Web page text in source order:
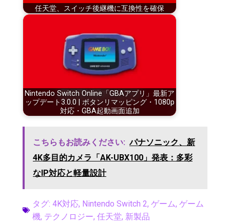
任天堂、スイッチ後継機に互換性を確保
Nintendo Switch Online「GBAアプリ」最新ア
ップデート3.0.0 | ボタンリマッピング・1080p
対応・GBA起動画面追加
こちらもお読みください: パナソニック、新
4K多目的カメラ「AK-UBX100」発表：多彩
なIP対応と軽量設計
タグ: 4K対応, Nintendo Switch 2, ゲーム, ゲーム
機, テクノロジー, 任天堂, 新製品